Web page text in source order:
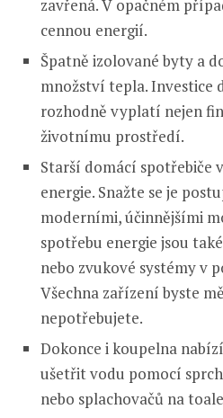
zavřená. V opačném
cennou energií.
Špatně izolované byty a
množství tepla. Investice
rozhodně vyplatí nejen
životnímu prostředí.
Starší domácí spotřebiče
energie. Snažte se je
moderními, účinnějšími
spotřebu energie jsou
nebo zvukové systémy v
Všechna zařízení byste
nepotřebujete.
Dokonce i koupelna
ušetřit vodu pomocí
nebo splachovačů na